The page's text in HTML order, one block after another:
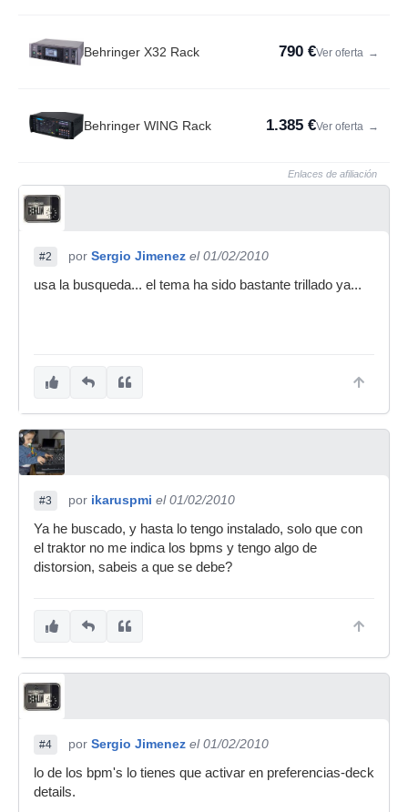
Behringer X32 Rack 790 €Ver oferta →
Behringer WING Rack 1.385 €Ver oferta →
Enlaces de afiliación
#2 por Sergio Jimenez el 01/02/2010
usa la busqueda... el tema ha sido bastante trillado ya...
#3 por ikaruspmi el 01/02/2010
Ya he buscado, y hasta lo tengo instalado, solo que con
el traktor no me indica los bpms y tengo algo de
distorsion, sabeis a que se debe?
#4 por Sergio Jimenez el 01/02/2010
lo de los bpm's lo tienes que activar en preferencias-deck
details.